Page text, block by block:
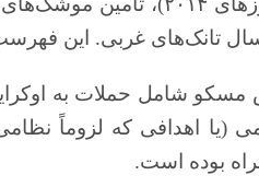
تانک‌های غربی. این
مسکو شامل حملات به
(یا اهدافی که لزوماً
بوده است.